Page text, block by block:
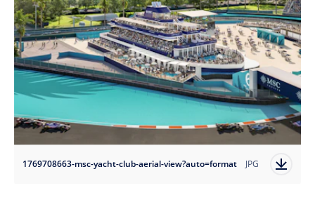
1769708663-msc-yacht-club-aerial-view?auto=format JPG